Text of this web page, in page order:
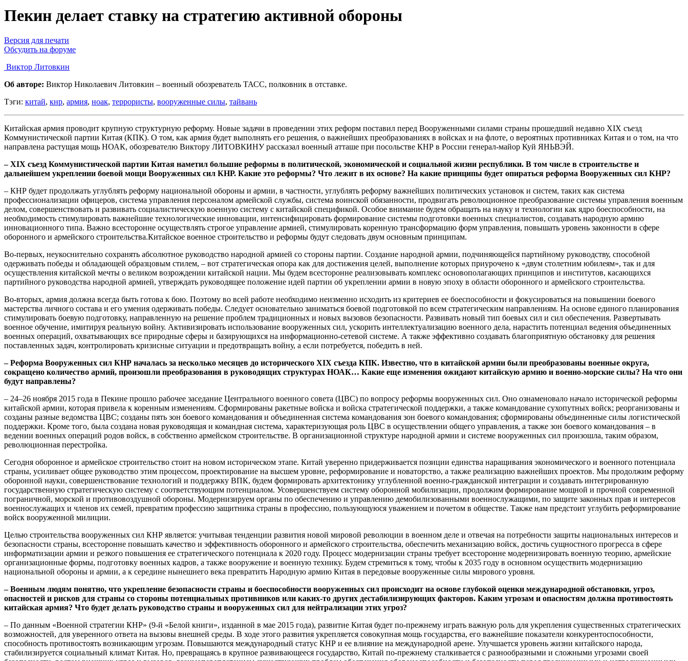
Пекин делает ставку на стратегию активной обороны
Версия для печати
Обсудить на форуме
Виктор Литовкин
Об авторе: Виктор Николаевич Литовкин – военный обозреватель ТАСС, полковник в отставке.
Тэги: китай, кнр, армия, ноак, террористы, вооруженные силы, тайвань
Китайская армия проводит крупную структурную реформу. Новые задачи в проведении этих реформ поставил перед Вооруженными силами страны прошедший недавно ХIХ съезд
Коммунистической партии Китая (КПК). О том, как армия будет выполнять его решения, о важнейших преобразованиях в войсках и на флоте, о вероятных противниках Китая и о том, на что
направлена растущая мощь НОАК, обозревателю Виктору ЛИТОВКИНУ рассказал военный атташе при посольстве КНР в России генерал-майор Куй ЯНЬВЭЙ.
– ХIХ съезд Коммунистической партии Китая наметил большие реформы в политической, экономической и социальной жизни республики. В том числе в строительстве и
дальнейшем укреплении боевой мощи Вооруженных сил КНР. Какие это реформы? Что лежит в их основе? На какие принципы будет опираться реформа Вооруженных сил КНР?
– КНР будет продолжать углублять реформу национальной обороны и армии, в частности, углублять реформу важнейших политических установок и систем, таких как система
профессионализации офицеров, система управления персоналом армейской службы, система воинской обязанности, продвигать революционное преобразование системы управления военным
делом, совершенствовать и развивать социалистическую военную систему с китайской спецификой. Особое внимание будем обращать на науку и технологии как ядро боеспособности, на
необходимость стимулировать важнейшие технологические инновации, интенсифицировать формирование системы подготовки военных специалистов, создавать народную армию
инновационного типа. Важно всесторонне осуществлять строгое управление армией, стимулировать коренную трансформацию форм управления, повышать уровень законности в сфере
оборонного и армейского строительства.Китайское военное строительство и реформы будут следовать двум основным принципам.
Во-первых, неукоснительно сохранять абсолютное руководство народной армией со стороны партии. Создание народной армии, подчиняющейся партийному руководству, способной
одерживать победы и обладающей образцовым стилем, – вот стратегическая опора как для достижения целей, выполнение которых приурочено к «двум столетним юбилеям», так и для
осуществления китайской мечты о великом возрождении китайской нации. Мы будем всесторонне реализовывать комплекс основополагающих принципов и институтов, касающихся
партийного руководства народной армией, утверждать руководящее положение идей партии об укреплении армии в новую эпоху в области оборонного и армейского строительства.
Во-вторых, армия должна всегда быть готова к бою. Поэтому во всей работе необходимо неизменно исходить из критериев ее боеспособности и фокусироваться на повышении боевого
мастерства личного состава и его умения одерживать победы. Следует основательно заниматься боевой подготовкой по всем стратегическим направлениям. На основе единого планирования
стимулировать боевую подготовку, направленную на решение проблем традиционных и новых вызовов безопасности. Развивать новый тип боевых сил и сил обеспечения. Развертывать
военное обучение, имитируя реальную войну. Активизировать использование вооруженных сил, ускорить интеллектуализацию военного дела, нарастить потенциал ведения объединенных
военных операций, охватывающих все природные сферы и базирующихся на информационно-сетевой системе. А также эффективно создавать благоприятную обстановку для решения
поставленных задач, контролировать кризисные ситуации и предотвращать войну, а если потребуется, победить в ней.
– Реформа Вооруженных сил КНР началась за несколько месяцев до исторического ХIХ съезда КПК. Известно, что в китайской армии были преобразованы военные округа,
сокращено количество армий, произошли преобразования в руководящих структурах НОАК… Какие еще изменения ожидают китайскую армию и военно-морские силы? На что они
будут направлены?
– 24–26 ноября 2015 года в Пекине прошло рабочее заседание Центрального военного совета (ЦВС) по вопросу реформы вооруженных сил. Оно ознаменовало начало исторической реформы
китайской армии, которая привела к коренным изменениям. Сформированы ракетные войска и войска стратегической поддержки, а также командование сухопутных войск; реорганизованы и
созданы разные ведомства ЦВС; созданы пять зон боевого командования и объединенная система командования зон боевого командования; сформированы объединенные силы логистической
поддержки. Кроме того, была создана новая руководящая и командная система, характеризующая роль ЦВС в осуществлении общего управления, а также зон боевого командования – в
ведении военных операций родов войск, в собственно армейском строительстве. В организационной структуре народной армии и системе вооруженных сил произошла, таким образом,
революционная перестройка.
Сегодня оборонное и армейское строительство стоит на новом историческом этапе. Китай уверенно придерживается позиции единства наращивания экономического и военного потенциала
страны, усиливает общее руководство этим процессом, проектирование на высшем уровне, реформирование и новаторство, а также реализацию важнейших проектов. Мы продолжим реформу
оборонной науки, совершенствование технологий и поддержку ВПК, будем формировать архитектонику углубленной военно-гражданской интеграции и создавать интегрированную
государственную стратегическую систему с соответствующим потенциалом. Усовершенствуем систему оборонной мобилизации, продолжим формирование мощной и прочной современной
пограничной, морской и противовоздушной обороны. Модернизируем органы по обеспечению и управлению демобилизованными военнослужащими, по защите законных прав и интересов
военнослужащих и членов их семей, превратим профессию защитника страны в профессию, пользующуюся уважением и почетом в обществе. Также нам предстоит углубить реформирование
войск вооруженной милиции.
Целью строительства вооруженных сил КНР является: учитывая тенденции развития новой мировой революции в военном деле и отвечая на потребности защиты национальных интересов и
безопасности страны, всесторонне повышать качество и эффективность оборонного и армейского строительства, обеспечить механизацию войск, достичь сущностного прогресса в сфере
информатизации армии и резкого повышения ее стратегического потенциала к 2020 году. Процесс модернизации страны требует всесторонне модернизировать военную теорию, армейские
организационные формы, подготовку военных кадров, а также вооружение и военную технику. Будем стремиться к тому, чтобы к 2035 году в основном осуществить модернизацию
национальной обороны и армии, а к середине нынешнего века превратить Народную армию Китая в передовые вооруженные силы мирового уровня.
– Военным людям понятно, что укрепление безопасности страны и боеспособности вооруженных сил происходит на основе глубокой оценки международной обстановки, угроз,
опасностей и рисков для страны со стороны потенциальных противников или каких-то других дестабилизирующих факторов. Каким угрозам и опасностям должна противостоять
китайская армия? Что будет делать руководство страны и вооруженных сил для нейтрализации этих угроз?
– По данным «Военной стратегии КНР» (9-й «Белой книги», изданной в мае 2015 года), развитие Китая будет по-прежнему играть важную роль для укрепления существенных стратегических
возможностей, для уверенного ответа на вызовы внешней среды. В ходе этого развития укрепляется совокупная мощь государства, его важнейшие показатели конкурентоспособности,
способность противостоять возникающим угрозам. Повышаются международный статус КНР и ее влияние на международной арене. Улучшается уровень жизни китайского народа,
стабилизируется социальный климат Китая. Но, превращаясь в крупное развивающееся государство, Китай по-прежнему сталкивается с разнообразными и сложными угрозами своей